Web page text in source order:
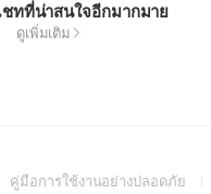
ชทที่น่าสนใจอีกมากมาย
ดูเพิ่มเติม
คู่มือการใช้งานอย่างปลอดภัย